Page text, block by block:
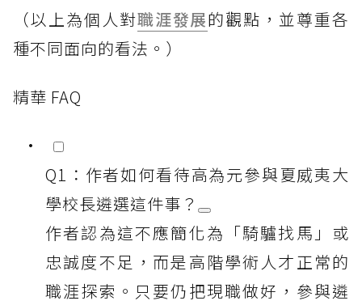
（以上為個人對職涯發展的觀點，並尊重各
種不同面向的看法。）
精華 FAQ
Q1：作者如何看待高為元參與夏威夷大
學校長遴選這件事？
作者認為這不應簡化為「騎驢找馬」或
忠誠度不足，而是高階學術人才正常的
職涯探索。只要仍把現職做好，參與遴